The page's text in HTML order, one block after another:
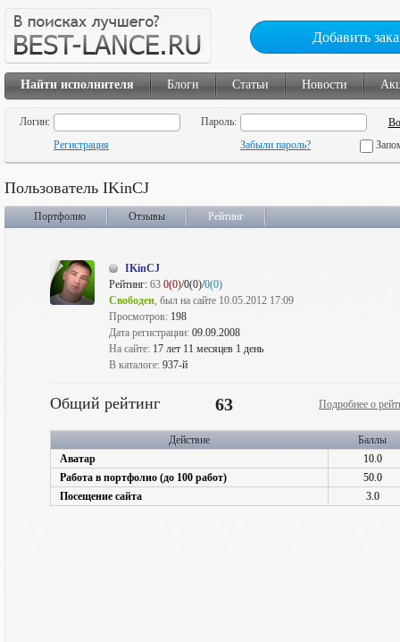
Добавить
Найти исполнителя Блоги Статьи Новости
Логин:
Пароль:
Регистрация
Забыли пароль?
Пользователь IKinCJ
Портфолио Отзывы Рейтинг
IKinCJ
Рейтинг: 63 0(0)/0(0)/0(0)
Свободен, был на сайте 10.05.2012 17:09
Просмотров: 198
Дата регистрации: 09.09.2008
На сайте: 17 лет 11 месяцев 1 день
В каталоге: 937-й
Общий рейтинг 63 Подробнее о
Действие
Баллы
Аватар
10.0
Работа в портфолио (до 100 работ)
50.0
Посещение сайта
3.0